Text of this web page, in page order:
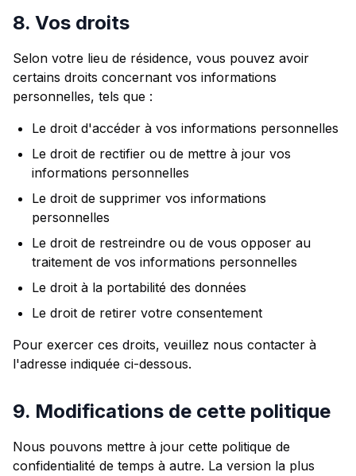
8. Vos droits
Selon votre lieu de résidence, vous pouvez avoir
certains droits concernant vos informations
personnelles, tels que :
Le droit d'accéder à vos informations personnelles
Le droit de rectifier ou de mettre à jour vos
informations personnelles
Le droit de supprimer vos informations
personnelles
Le droit de restreindre ou de vous opposer au
traitement de vos informations personnelles
Le droit à la portabilité des données
Le droit de retirer votre consentement
Pour exercer ces droits, veuillez nous contacter à
l'adresse indiquée ci-dessous.
9. Modifications de cette politique
Nous pouvons mettre à jour cette politique de
confidentialité de temps à autre. La version la plus